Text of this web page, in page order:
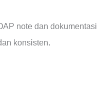
note dan dokumentasi
konsisten.